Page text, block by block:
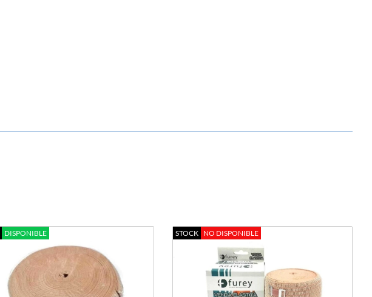
DISPONIBLE STOCK NO DISPONIBLE